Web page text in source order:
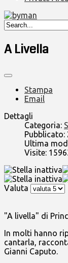
A Livella
Stampa
Email
Dettagli
Categoria:
Pubblicato:
Ultima
Visite:
Valuta
"A livella" di
In molti hanno
cantarla,
Gianni Caputo.